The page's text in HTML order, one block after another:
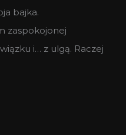
bajka.
zaspokojonej
i… z ulgą. Raczej